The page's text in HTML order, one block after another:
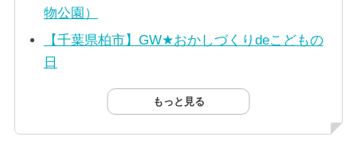
物公園）
【千葉県柏市】GW★おかしづくりdeこどもの
日
もっと見る